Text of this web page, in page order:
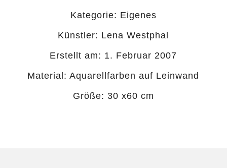
Kategorie: Eigenes
Künstler: Lena Westphal
Erstellt am: 1. Februar 2007
Material: Aquarellfarben auf Leinwand
Größe: 30 x60 cm